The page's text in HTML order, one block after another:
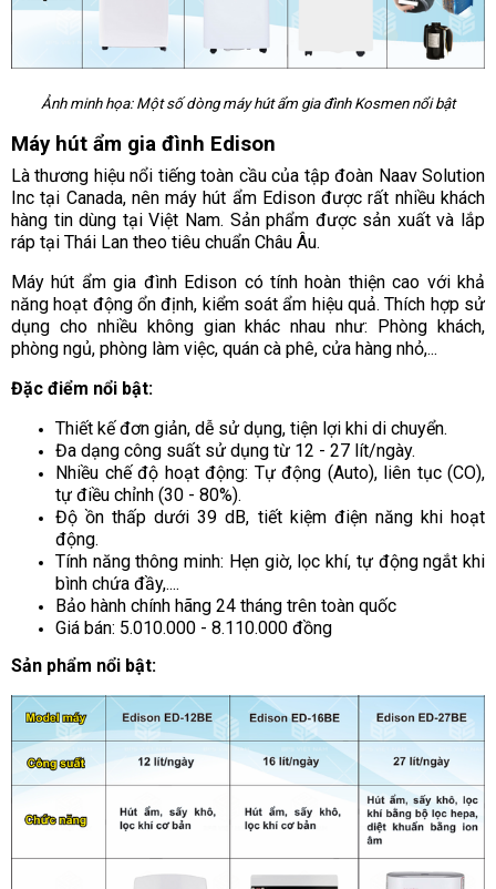
Ảnh minh họa: Một số dòng máy hút ẩm gia đình Kosmen nổi bật
Máy hút ẩm gia đình Edison
Là thương hiệu nổi tiếng toàn cầu của tập đoàn Naav Solution
Inc tại Canada, nên máy hút ẩm Edison được rất nhiều khách
hàng tin dùng tại Việt Nam. Sản phẩm được sản xuất và lắp
ráp tại Thái Lan theo tiêu chuẩn Châu Âu.
Máy hút ẩm gia đình Edison có tính hoàn thiện cao với khả
năng hoạt động ổn định, kiểm soát ẩm hiệu quả. Thích hợp sử
dụng cho nhiều không gian khác nhau như: Phòng khách,
phòng ngủ, phòng làm việc, quán cà phê, cửa hàng nhỏ,...
Đặc điểm nổi bật:
Thiết kế đơn giản, dễ sử dụng, tiện lợi khi di chuyển.
Đa dạng công suất sử dụng từ 12 - 27 lít/ngày.
Nhiều chế độ hoạt động: Tự động (Auto), liên tục (CO),
tự điều chỉnh (30 - 80%).
Độ ồn thấp dưới 39 dB, tiết kiệm điện năng khi hoạt
động.
Tính năng thông minh: Hẹn giờ, lọc khí, tự động ngắt khi
bình chứa đầy,....
Bảo hành chính hãng 24 tháng trên toàn quốc
Giá bán: 5.010.000 - 8.110.000 đồng
Sản phẩm nổi bật: